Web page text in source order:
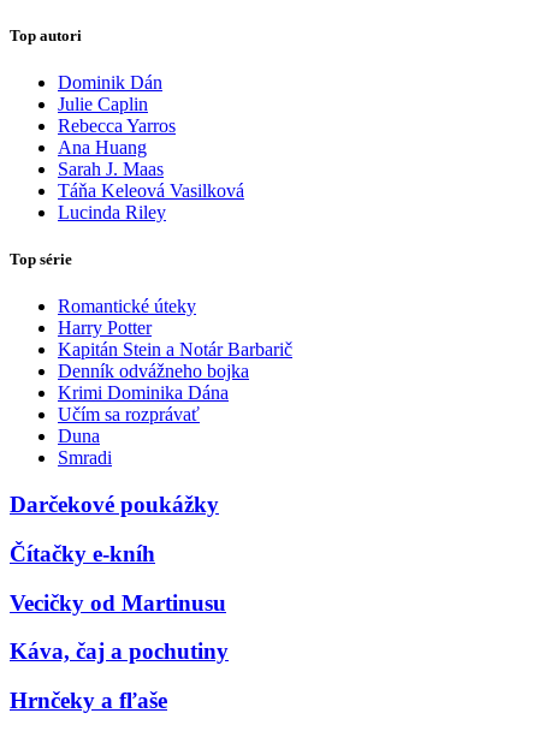
Top autori
Dominik Dán
Julie Caplin
Rebecca Yarros
Ana Huang
Sarah J. Maas
Táňa Keleová Vasilková
Lucinda Riley
Top série
Romantické úteky
Harry Potter
Kapitán Stein a Notár Barbarič
Denník odvážneho bojka
Krimi Dominika Dána
Učím sa rozprávať
Duna
Smradi
Darčekové poukážky
Čítačky e-kníh
Vecičky od Martinusu
Káva, čaj a pochutiny
Hrnčeky a fľaše